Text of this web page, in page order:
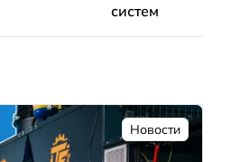
систем
Новости